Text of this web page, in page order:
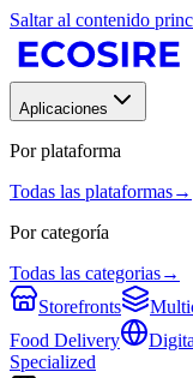
Saltar al contenido
Aplicaciones
Por plataforma
Todas las plataformas→
Por categoría
Todas las categorias→
Storefronts
Food Delivery
Specialized